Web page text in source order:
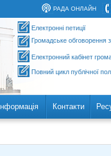
РАДА ОНЛАЙН
Електронні петиції
Громадське обговорення
Електронний кабінет
Повний цикл публічної
Інформація Контакти